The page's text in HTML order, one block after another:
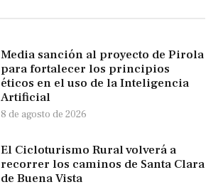
Media sanción al proyecto de Pirola
para fortalecer los principios
éticos en el uso de la Inteligencia
Artificial
8 de agosto de 2026
El Cicloturismo Rural volverá a
recorrer los caminos de Santa Clara
de Buena Vista